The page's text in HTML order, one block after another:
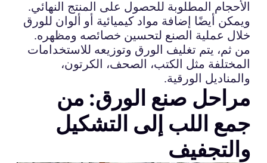
الأحجام المطلوبة للحصول على المنتج النهائي.
ويمكن أيضًا إضافة مواد كيميائية أو ألوان للورق
خلال عملية الصنع لتحسين خصائصه ومظهره.
من ثم، يتم تغليف الورق وتوزيعه للاستخدامات
المختلفة مثل الكتب، الصحف، الكرتون،
والمناديل الورقية.
مراحل صنع الورق: من
جمع اللب إلى التشكيل
والتجفيف